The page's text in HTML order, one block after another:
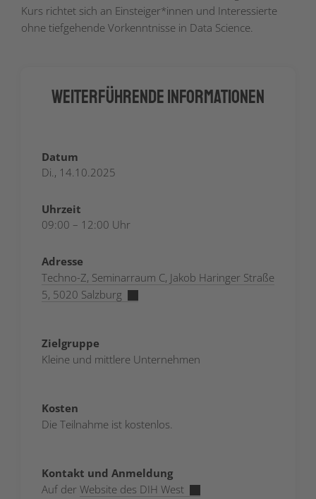
Kurs richtet sich an Einsteiger*innen und Interessierte
ohne tiefgehende Vorkenntnisse in Data Science.
Weiterführende Informationen
Datum
Di., 14.10.2025
Uhrzeit
09:00 – 12:00 Uhr
Adresse
Techno-Z, ​​Seminarraum C, Jakob Haringer Straße
5, 5020 Salzburg​
Zielgruppe
Kleine und mittlere Unternehmen
Kosten
Die Teilnahme ist kostenlos.
Kontakt und Anmeldung
Auf der Website des DIH West